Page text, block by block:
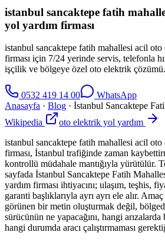
istanbul sancaktepe fatih
yol yardım firması
istanbul sancaktepe fatih mahallesi acil
firması için 7/24 yerinde servis, telefonla
işçilik ve bölgeye özel oto elektrik çözümü.
0532 419 14 00
WhatsApp
Anasayfa · Blog · İstanbul Sancaktepe
Wikipedia
oto elektrik yol yardım
istanbul sancaktepe fatih mahallesi acil
firması, İstanbul trafiğinde zaman
kontrollü müdahale mantığıyla yürütülür.
sayfada İstanbul Sancaktepe Fatih
yardım firması ihtiyacını; ulaşım, teşhis,
garanti başlıklarıyla ayrı ayrı ele alır.
görünen bir metin oluşturmak değil,
sürücünün ne yapacağını, hangi
hangi durumda aracı çalıştırmaması